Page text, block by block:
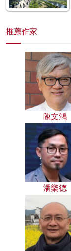
推薦作家
陳文鴻
潘樂德